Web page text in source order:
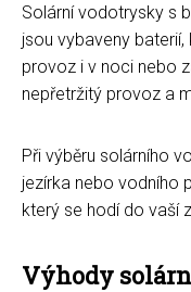
Solární vodotrysky s
jsou vybaveny
provoz i v noci nebo
nepřetržitý provoz a
Při výběru solárního
jezírka nebo vodního
který se hodí do vaší
Výhody